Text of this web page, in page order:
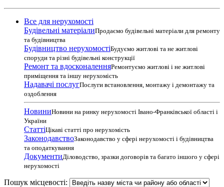
Все для нерухомості
Будівельні матеріалиПродаємо будівельні матеріали для ремонту
та будівництва
Будівництво нерухомостіБудуємо житлові та не житлові
споруди та різні будівельні конструкції
Ремонт та вдосконаленняРемонтуємо житлові і не житлові
приміщення та іншу нерухомість
Надавачі послугПослуги встановлення, монтажу і демонтажу та
оздоблення
НовиниНовини на ринку нерухомості Івано-Франківської області і
України
СтаттіЦікаві статті про нерухомість
ЗаконодавствоЗаконодавство у сфері нерухомості і будівництва
та оподаткування
ДокументиДіловодство, зразки договорів та багато іншого у сфері
нерухомості
Пошук місцевості: